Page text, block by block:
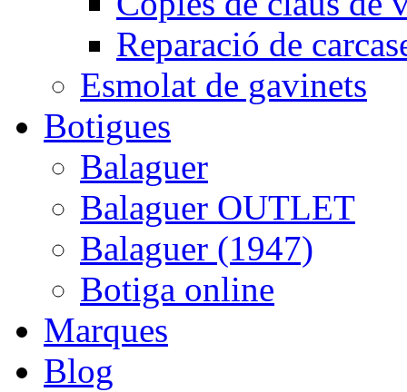
Reparació de
Esmolat de gavinets
Botigues
Balaguer
Balaguer OUTLET
Balaguer (1947)
Botiga online
Marques
Blog